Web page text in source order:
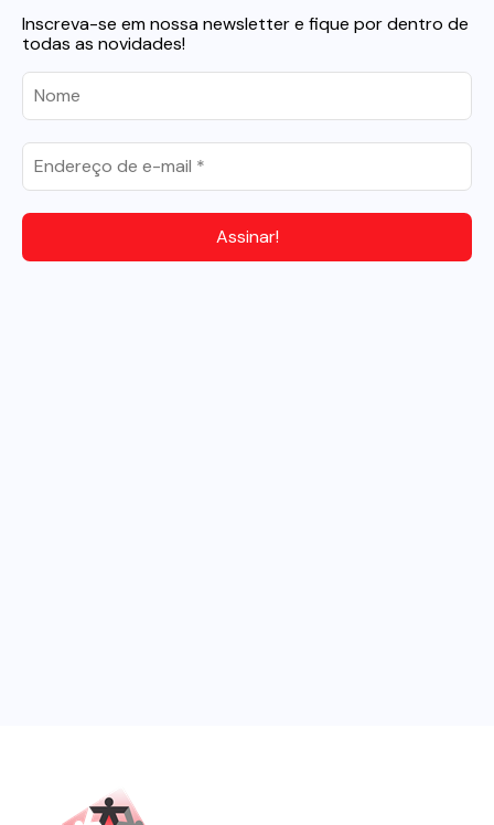
Inscreva-se em nossa newsletter e fique por dentro de
todas as novidades!